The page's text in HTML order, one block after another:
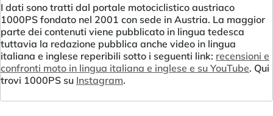
I dati sono tratti dal portale motociclistico austriaco
1000PS fondato nel 2001 con sede in Austria. La maggior
parte dei contenuti viene pubblicato in lingua tedesca
tuttavia la redazione pubblica anche video in lingua
italiana e inglese reperibili sotto i seguenti link: recensioni e
confronti moto in lingua italiana e inglese e su YouTube. Qui
trovi 1000PS su Instagram.